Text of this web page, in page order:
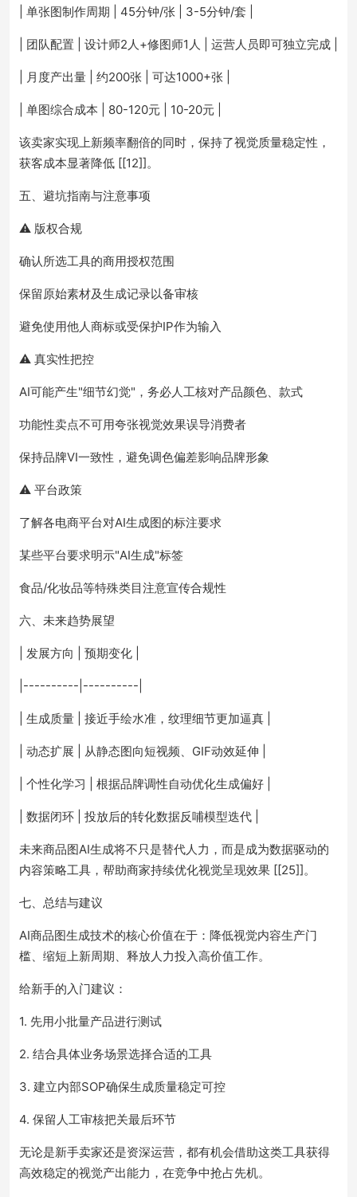
| 单张图制作周期 | 45分钟/张 | 3-5分钟/套 |
| 团队配置 | 设计师2人+修图师1人 | 运营人员即可独立完成 |
| 月度产出量 | 约200张 | 可达1000+张 |
| 单图综合成本 | 80-120元 | 10-20元 |
该卖家实现上新频率翻倍的同时，保持了视觉质量稳定性，
获客成本显著降低 [[12]]。
五、避坑指南与注意事项
⚠️ 版权合规
确认所选工具的商用授权范围
保留原始素材及生成记录以备审核
避免使用他人商标或受保护IP作为输入
⚠️ 真实性把控
AI可能产生"细节幻觉"，务必人工核对产品颜色、款式
功能性卖点不可用夸张视觉效果误导消费者
保持品牌VI一致性，避免调色偏差影响品牌形象
⚠️ 平台政策
了解各电商平台对AI生成图的标注要求
某些平台要求明示"AI生成"标签
食品/化妆品等特殊类目注意宣传合规性
六、未来趋势展望
| 发展方向 | 预期变化 |
|----------|----------|
| 生成质量 | 接近手绘水准，纹理细节更加逼真 |
| 动态扩展 | 从静态图向短视频、GIF动效延伸 |
| 个性化学习 | 根据品牌调性自动优化生成偏好 |
| 数据闭环 | 投放后的转化数据反哺模型迭代 |
未来商品图AI生成将不只是替代人力，而是成为数据驱动的
内容策略工具，帮助商家持续优化视觉呈现效果 [[25]]。
七、总结与建议
AI商品图生成技术的核心价值在于：降低视觉内容生产门
槛、缩短上新周期、释放人力投入高价值工作。
给新手的入门建议：
1. 先用小批量产品进行测试
2. 结合具体业务场景选择合适的工具
3. 建立内部SOP确保生成质量稳定可控
4. 保留人工审核把关最后环节
无论是新手卖家还是资深运营，都有机会借助这类工具获得
高效稳定的视觉产出能力，在竞争中抢占先机。